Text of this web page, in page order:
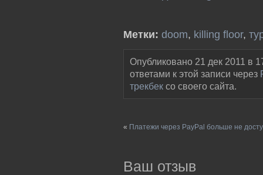
Метки: doom, killing floor,
Опубликовано 21 дек 2011 в
ответами к этой записи через
трекбек со своего сайта.
« Платежи через PayPal больше не
Ваш отзыв